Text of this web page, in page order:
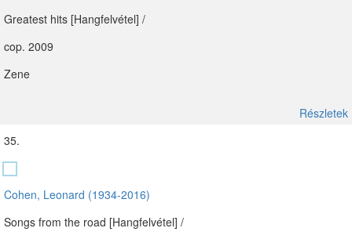
Greatest hits [Hangfelvétel] /
cop. 2009
Zene
Részletek
35.
Cohen, Leonard (1934-2016)
Songs from the road [Hangfelvétel] /